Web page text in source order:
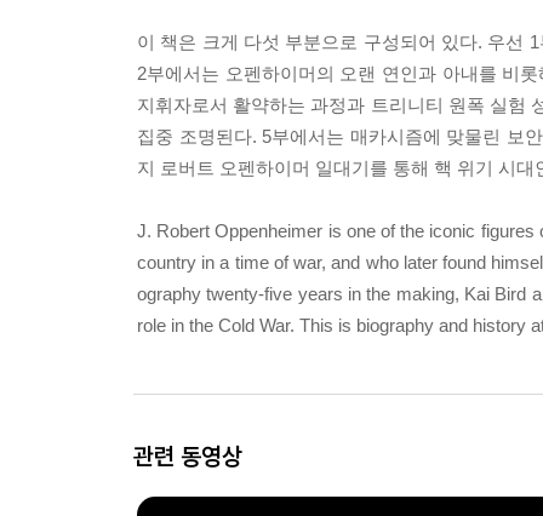
이 책은 크게 다섯 부분으로 구성되어 있다. 우선
2부에서는 오펜하이머의 오랜 연인과 아내를 비
지휘자로서 활약하는 과정과 트리니티 원폭 실험
집중 조명된다. 5부에서는 매카시즘에 맞물린 보
지 로버트 오펜하이머 일대기를 통해 핵 위기 시
J. Robert Oppenheimer is one of the iconic
country in a time of war, and who later found
ography twenty-five years in the making, Kai Bird
role in the Cold War. This is biography and history
관련 동영상